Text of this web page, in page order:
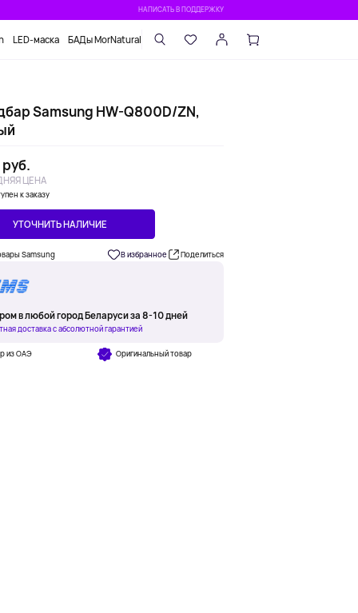
НАПИСАТЬ В ПОДДЕРЖКУ
LED-маска БАДы MorNatural
Samsung HW-Q800D/ZN,
ЦЕНА
к заказу
УТОЧНИТЬ НАЛИЧИЕ
Samsung В избранное Поделиться
в любой город Беларуси за 8-10 дней
доставка с абсолютной гарантией
из ОАЭ Оригинальный товар